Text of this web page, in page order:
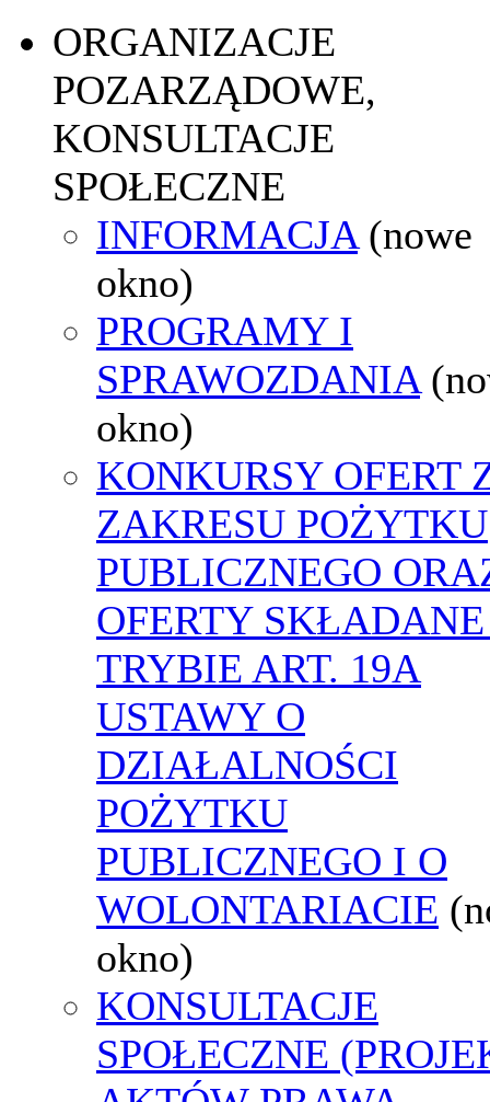
ORGANIZACJE
POZARZĄDOWE,
KONSULTACJE
SPOŁECZNE
INFORMACJA (nowe
okno)
PROGRAMY I
SPRAWOZDANIA
okno)
KONKURSY OFERT
ZAKRESU POŻYTKU
PUBLICZNEGO
OFERTY
TRYBIE ART. 19A
USTAWY O
DZIAŁALNOŚCI
POŻYTKU
PUBLICZNEGO I O
WOLONTARIACIE
okno)
KONSULTACJE
SPOŁECZNE